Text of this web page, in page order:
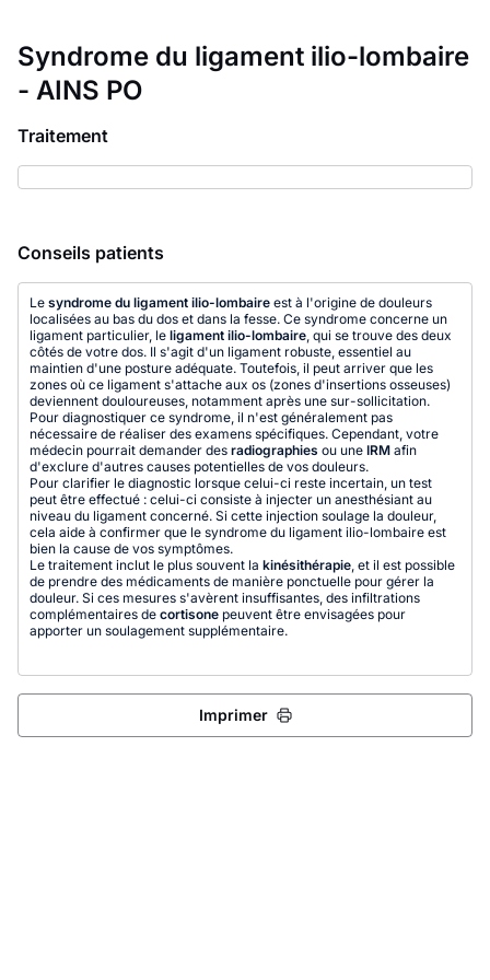
Syndrome du ligament ilio-lombaire
- AINS PO
Traitement
Conseils patients
Le syndrome du ligament ilio-lombaire est à l'origine de douleurs
localisées au bas du dos et dans la fesse. Ce syndrome concerne un
ligament particulier, le ligament ilio-lombaire, qui se trouve des deux
côtés de votre dos. Il s'agit d'un ligament robuste, essentiel au
maintien d'une posture adéquate. Toutefois, il peut arriver que les
zones où ce ligament s'attache aux os (zones d'insertions osseuses)
deviennent douloureuses, notamment après une sur-sollicitation.
Pour diagnostiquer ce syndrome, il n'est généralement pas
nécessaire de réaliser des examens spécifiques. Cependant, votre
médecin pourrait demander des radiographies ou une IRM afin
d'exclure d'autres causes potentielles de vos douleurs.
Pour clarifier le diagnostic lorsque celui-ci reste incertain, un test
peut être effectué : celui-ci consiste à injecter un anesthésiant au
niveau du ligament concerné. Si cette injection soulage la douleur,
cela aide à confirmer que le syndrome du ligament ilio-lombaire est
bien la cause de vos symptômes.
Le traitement inclut le plus souvent la kinésithérapie, et il est possible
de prendre des médicaments de manière ponctuelle pour gérer la
douleur. Si ces mesures s'avèrent insuffisantes, des infiltrations
complémentaires de cortisone peuvent être envisagées pour
apporter un soulagement supplémentaire.
Imprimer